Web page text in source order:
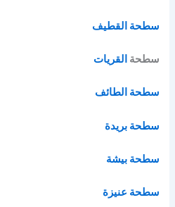
سطحة القطيف
سطحة القريات
سطحة الطائف
سطحة بريدة
سطحة بيشة
سطحة عنيزة